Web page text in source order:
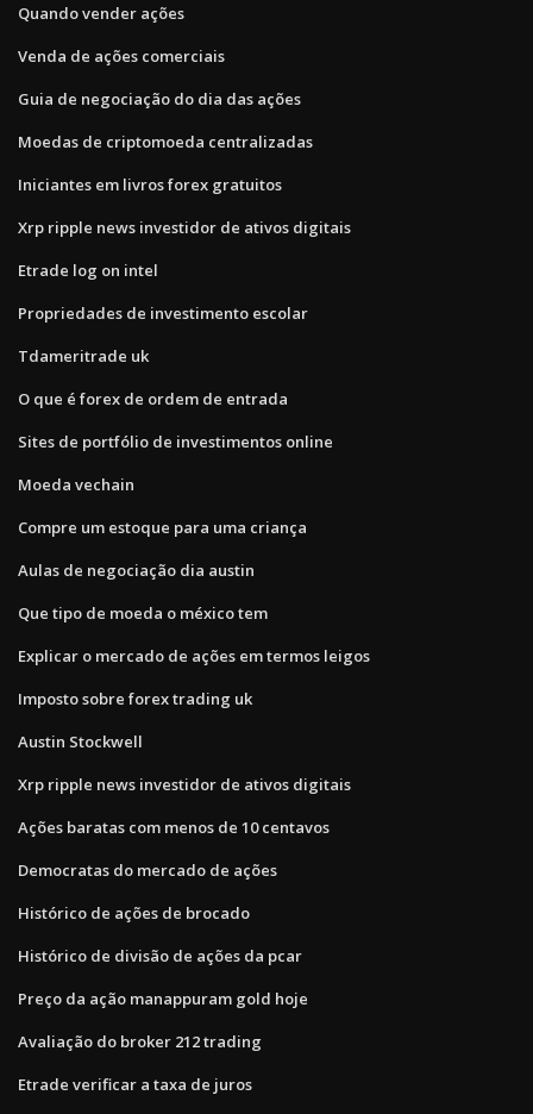
Quando vender ações
Venda de ações comerciais
Guia de negociação do dia das ações
Moedas de criptomoeda centralizadas
Iniciantes em livros forex gratuitos
Xrp ripple news investidor de ativos digitais
Etrade log on intel
Propriedades de investimento escolar
Tdameritrade uk
O que é forex de ordem de entrada
Sites de portfólio de investimentos online
Moeda vechain
Compre um estoque para uma criança
Aulas de negociação dia austin
Que tipo de moeda o méxico tem
Explicar o mercado de ações em termos leigos
Imposto sobre forex trading uk
Austin Stockwell
Xrp ripple news investidor de ativos digitais
Ações baratas com menos de 10 centavos
Democratas do mercado de ações
Histórico de ações de brocado
Histórico de divisão de ações da pcar
Preço da ação manappuram gold hoje
Avaliação do broker 212 trading
Etrade verificar a taxa de juros